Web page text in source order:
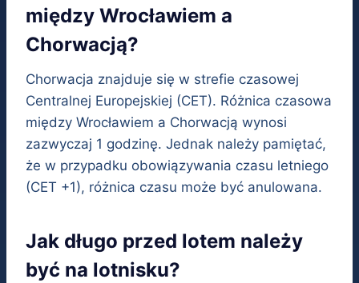
między Wrocławiem a
Chorwacją?
Chorwacja znajduje się w strefie czasowej
Centralnej Europejskiej (CET). Różnica czasowa
między Wrocławiem a Chorwacją wynosi
zazwyczaj 1 godzinę. Jednak należy pamiętać,
że w przypadku obowiązywania czasu letniego
(CET +1), różnica czasu może być anulowana.
Jak długo przed lotem należy
być na lotnisku?